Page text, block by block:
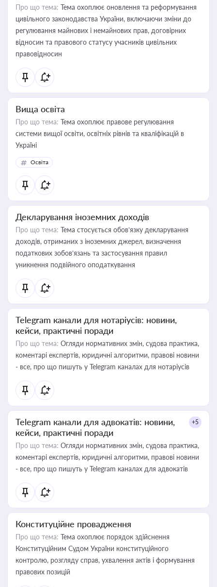
Про що тема: Тема охоплює оновлення та реформування
цивільного законодавства України, включаючи зміни до
регулювання майнових і немайнових прав, договірних
відносин та правового статусу учасників цивільних
правовідносин
Вища освіта
Про що тема: Тема охоплює правове регулювання
системи вищої освіти, освітніх рівнів та кваліфікацій в
Україні
Освіта
Декларування іноземних доходів
Про що тема: Тема стосується обов’язку декларування
доходів, отриманих з іноземних джерел, визначення
податкових зобов’язань та застосування правил
уникнення подвійного оподаткування
Telegram канали для нотаріусів: новини,
кейси, практичні поради
Про що тема: Огляди нормативних змін, судова практика,
коментарі експертів, юридичні алгоритми, правові новини
- все, про що пишуть у Telegram каналах для нотаріусів
Telegram канали для адвокатів: новини,
кейси, практичні поради
+5
Про що тема: Огляди нормативних змін, судова практика,
коментарі експертів, юридичні алгоритми, правові новини
- все, про що пишуть у Telegram каналах для адвокатів
Конституційне провадження
Про що тема: Тема охоплює порядок здійснення
Конституційним Судом України конституційного
контролю, розгляду справ, ухвалення актів і формування
правових позицій